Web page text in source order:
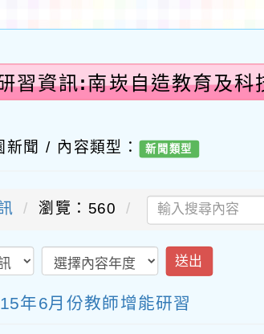
習資訊:南崁自造教育及
聞 / 內容類型： 新聞類型
瀏覽：560
送出
年6月份教師增能研習